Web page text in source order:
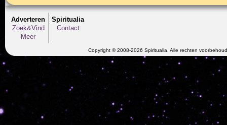
Adverteren
Zoek&Vind
Meer
Spiritualia
Contact
Copyright © 2008-2026 Spiritualia. Alle rechten